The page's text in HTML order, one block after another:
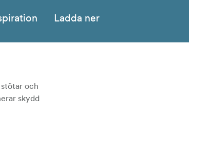
Ladda ner
och
skydd